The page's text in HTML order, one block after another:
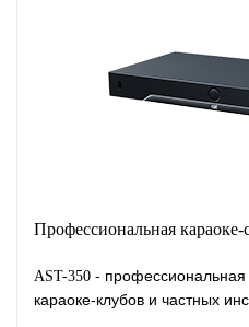
Профессиональная
AST-350 - профессиональная
караоке-клубов и частных